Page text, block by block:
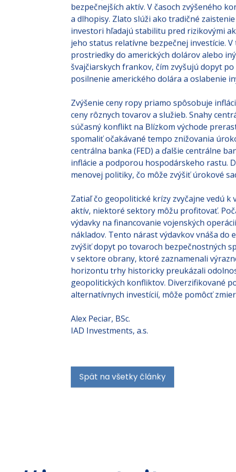
Takáto geopolitická nestabilita často
bezpečnejších aktív. V časoch zvýšeného
a dlhopisy. Zlato slúži ako tradičné
investori hľadajú stabilitu pred rizikovými
jeho status relatívne bezpečnej investície.
prostriedky do amerických dolárov alebo
švajčiarskych frankov, čím zvyšujú dopyt po
Zvýšenie ceny ropy priamo spôsobuje
ceny rôznych tovarov a služieb. Snahy
súčasný konflikt na Blízkom východe
spomaliť očakávané tempo znižovania
centrálna banka (FED) a ďalšie centrálne
inflácie a podporou hospodárskeho rastu.
Zatiaľ čo geopolitické krízy zvyčajne vedú k
aktív, niektoré sektory môžu profitovať.
výdavky na financovanie vojenských
nákladov. Tento nárast výdavkov vnáša do
zvýšiť dopyt po tovaroch bezpečnostných
v sektore obrany, ktoré zaznamenali
horizontu trhy historicky preukázali
geopolitických konfliktov. Diverzifikované
Alex Peciar, BSc.
Spät na všetky články